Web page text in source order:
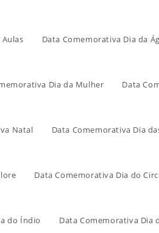
Data Comemorativa Dia da
Dia da Mulher Data
Natal Data Comemorativa Dia
Data Comemorativa Dia do
do Índio Data Comemorativa Dia